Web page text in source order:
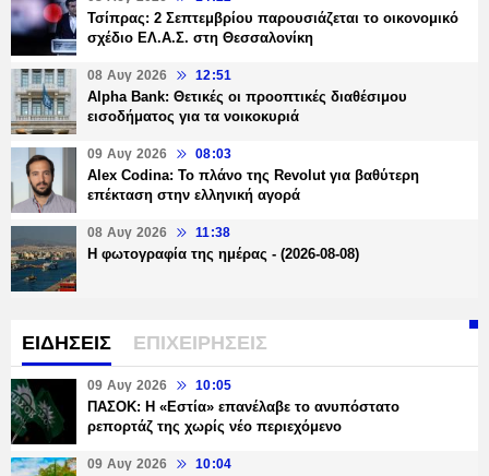
Τσίπρας: 2 Σεπτεμβρίου παρουσιάζεται το οικονομικό
σχέδιο ΕΛ.Α.Σ. στη Θεσσαλονίκη
08 Αυγ 2026 12:51
Alpha Bank: Θετικές οι προοπτικές διαθέσιμου
εισοδήματος για τα νοικοκυριά
09 Αυγ 2026 08:03
Alex Codina: Το πλάνο της Revolut για βαθύτερη
επέκταση στην ελληνική αγορά
08 Αυγ 2026 11:38
Η φωτογραφία της ημέρας - (2026-08-08)
ΕΙΔΗΣΕΙΣ ΕΠΙΧΕΙΡΗΣΕΙΣ
09 Αυγ 2026 10:05
ΠΑΣΟΚ: Η «Εστία» επανέλαβε το ανυπόστατο
ρεπορτάζ της χωρίς νέο περιεχόμενο
09 Αυγ 2026 10:04